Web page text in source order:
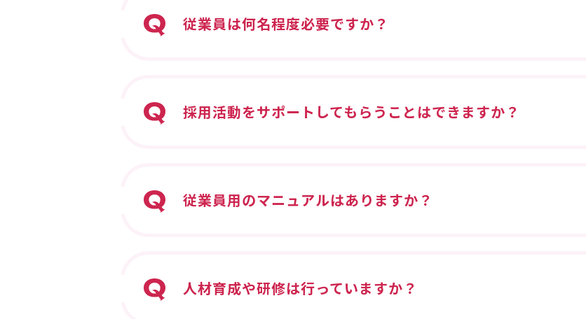
従業員は何名程度必要ですか？
採用活動をサポートしてもらうことはできますか？
従業員用のマニュアルはありますか？
人材育成や研修は行っていますか？